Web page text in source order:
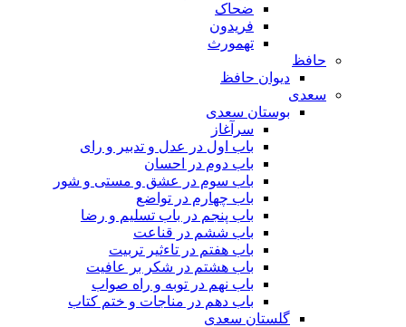
ضحاک
فریدون
تهمورث
حافظ
دیوان حافظ
سعدی
بوستان سعدی
سرآغاز
باب اول در عدل و تدبیر و رای
باب دوم در احسان
باب سوم در عشق و مستی و شور
باب چهارم در تواضع
باب پنجم در باب تسلیم و رضا
باب ششم در قناعت
باب هفتم در تاءثیر تربیت
باب هشتم در شکر بر عافیت
باب نهم در توبه و راه صواب
باب دهم در مناجات و ختم کتاب
گلستان سعدی